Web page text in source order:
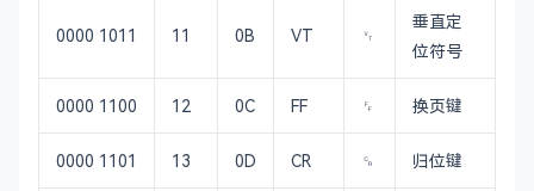
0000 1011 11 0B VT ␋
垂直定
位符号
0000 1100 12 0C FF ␌ 换页键
0000 1101 13 0D CR ␍ 归位键